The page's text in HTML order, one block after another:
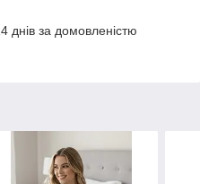
днів за домовленістю